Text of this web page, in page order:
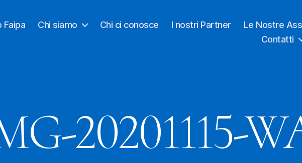
Faipa Chi siamo Chi ci conosce I nostri Partner
Le Nostre
Contatti
20201115-